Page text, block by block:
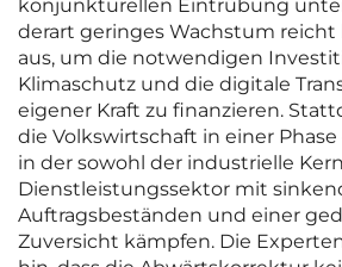
konjunkturellen Eintrübung
derart geringes Wachstum
aus, um die notwendigen
Klimaschutz und die digitale
eigener Kraft zu finanzieren.
die Volkswirtschaft in einer
in der sowohl der industrielle
Dienstleistungssektor mit
Auftragsbeständen und einer
Zuversicht kämpfen. Die